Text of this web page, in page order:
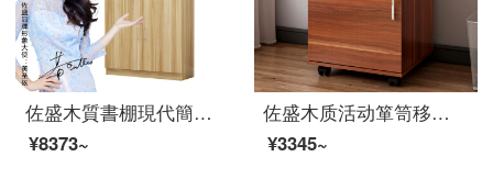
佐盛木質書棚現代簡単予約チェスト自由組合書棚家庭用ロッカー事務室資料棚浅い胡桃色Cタイプ
¥8373~
佐盛木质活动箪笥移动箪屋のチェスト资料ロッカーの机の下にある小さな戸棚のミニバンの赤い栗色
¥3345~